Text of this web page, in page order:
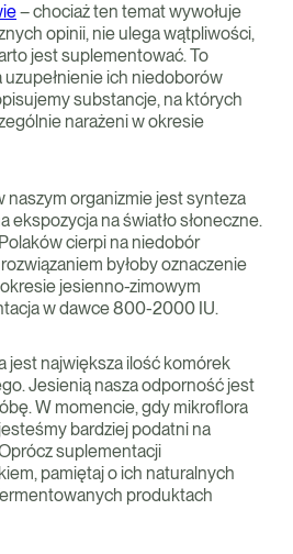
– chociaż ten temat wywołuje
opinii, nie ulega wątpliwości,
jest suplementować. To
ich niedoborów
substancje, na których
narażeni w okresie
naszym organizmie jest synteza
ekspozycja na światło słoneczne.
cierpi na niedobór
byłoby oznaczenie
jesienno-zimowym
w dawce 800-2000 IU.
jest największa ilość komórek
Jesienią nasza odporność jest
W momencie, gdy mikroflora
bardziej podatni na
suplementacji
pamiętaj o ich naturalnych
produktach